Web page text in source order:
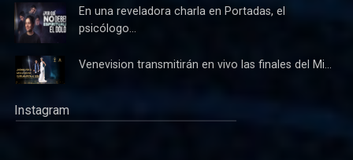
En una reveladora charla en Portadas, el
psicólogo...
Venevision transmitirán en vivo las finales del Mi...
Instagram